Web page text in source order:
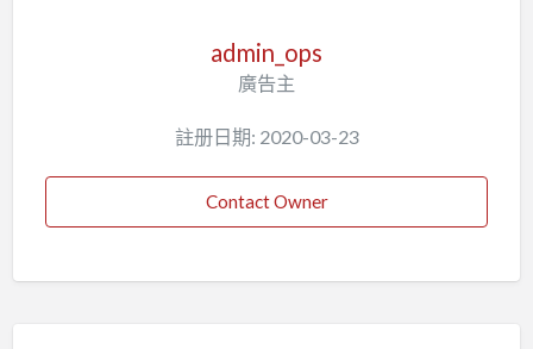
admin_ops
廣告主
註册日期: 2020-03-23
Contact Owner